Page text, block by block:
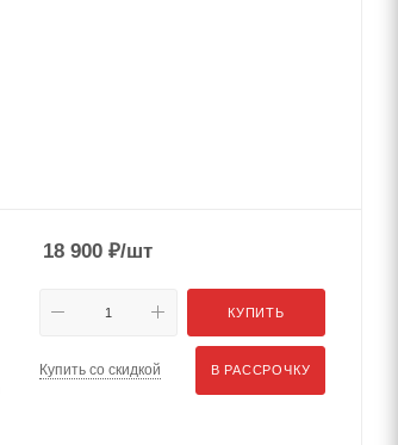
18 900 ₽/шт
КУПИТЬ
Купить со скидкой В РАССРОЧКУ